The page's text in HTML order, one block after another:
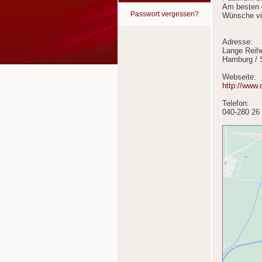
Passwort vergessen?
Am besten
Wünsche
Adresse:
Lange
Hamburg /
Webseite:
http://
Telefon:
040-280 26